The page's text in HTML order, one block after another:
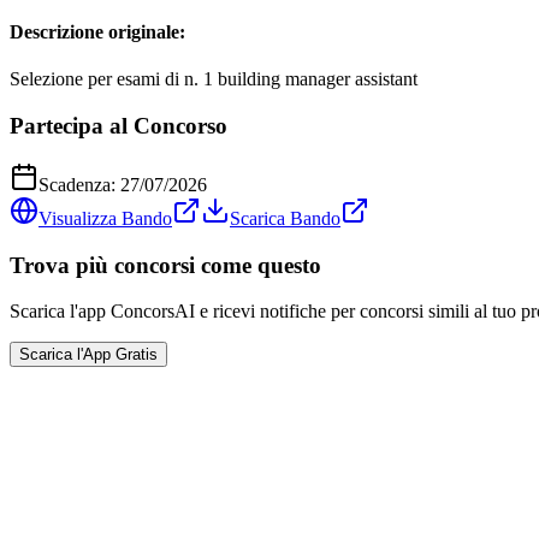
Descrizione originale:
Selezione per esami di n. 1 building manager assistant
Partecipa al Concorso
Scadenza: 27/07/2026
Visualizza Bando
Scarica Bando
Trova più concorsi come questo
Scarica l'app ConcorsAI e ricevi notifiche per concorsi simili al tuo
Scarica l'App Gratis